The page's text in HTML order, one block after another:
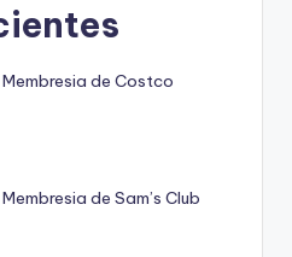
de Costco
de Sam’s Club